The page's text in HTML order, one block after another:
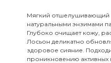
Мягкий отшелушивающий
натуральными энзимами
Глубоко очищает кожу,
Лосьон деликатно
здоровое сияние.
проникновению